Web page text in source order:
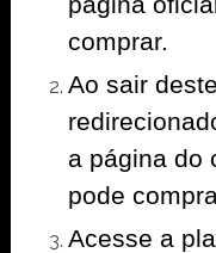
comprar.
Ao sair
a página do
pode
Acesse a